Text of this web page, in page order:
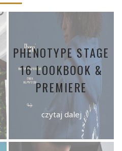
PHENOTYPE STAGE
16 LOOKBOOK &
PREMIERE
czytaj dalej